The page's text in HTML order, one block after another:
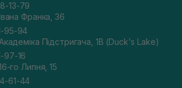
13-79
Франка, 36
95-94
Підстригача, 1В (Duck's Lake)
97-16
го Липня, 15
61-44